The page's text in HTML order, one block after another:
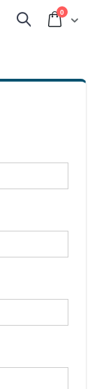
Cart
0 sản
phẩm
Tìm